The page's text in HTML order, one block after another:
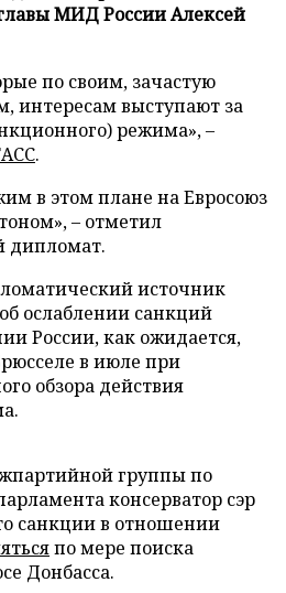
МИД России Алексей
по своим, зачастую
интересам выступают за
режима», –
.
в этом плане на Евросоюз
– отметил
дипломат.
источник
ослаблении санкций
России, как ожидается,
в июле при
обзора действия
группы по
консерватор сэр
санкции в отношении
по мере поиска
Донбасса.